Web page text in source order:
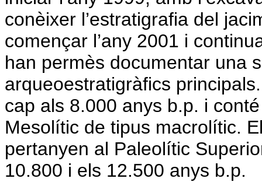
conèixer l’estratigrafia del
començar l’any 2001 i
han permès documentar una
arqueoestratigràfics
cap als 8.000 anys b.p. i
Mesolític de tipus macrolític.
pertanyen al Paleolític
10.800 i els 12.500 anys b.p.